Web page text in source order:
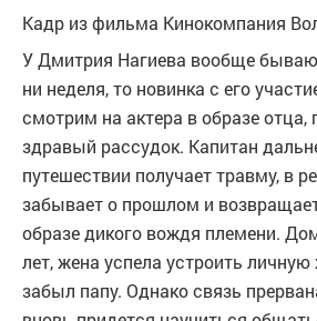
Кадр из фильма Кинокомпания
У Дмитрия Нагиева вообще
ни неделя, то новинка с его
смотрим на актера в образе отца,
здравый рассудок. Капитан
путешествии получает травму, в
забывает о прошлом и
образе дикого вождя племени.
лет, жена успела устроить
забыл папу. Однако связь